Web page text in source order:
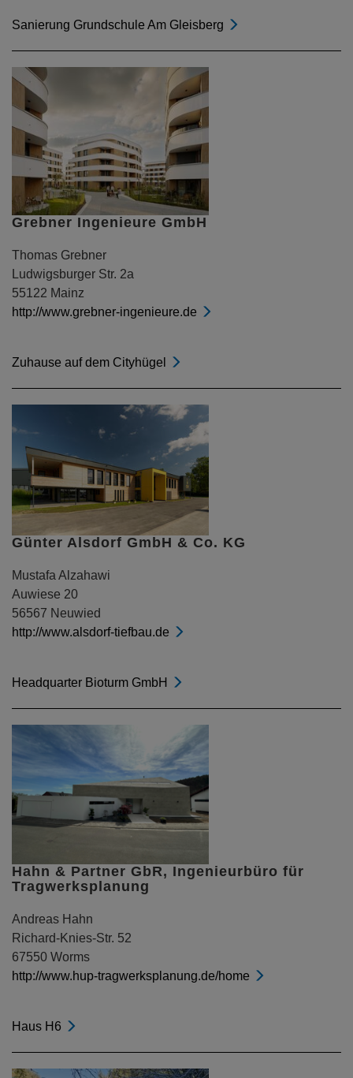
Sanierung Grundschule Am Gleisberg
Grebner Ingenieure GmbH
Thomas Grebner
Ludwigsburger Str. 2a
55122 Mainz
http://www.grebner-ingenieure.de
Zuhause auf dem Cityhügel
Günter Alsdorf GmbH & Co. KG
Mustafa Alzahawi
Auwiese 20
56567 Neuwied
http://www.alsdorf-tiefbau.de
Headquarter Bioturm GmbH
Hahn & Partner GbR, Ingenieurbüro für
Tragwerksplanung
Andreas Hahn
Richard-Knies-Str. 52
67550 Worms
http://www.hup-tragwerksplanung.de/home
Haus H6